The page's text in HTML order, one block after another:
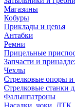
Магазины
Кобуры
Приклады и цевья
Антабки
Ремни
Прицельные
Запчасти и
Чехлы
Стрелковые опоры
Стрелковые станки
Фальшпатроны
Насадки, чоки, ДТК